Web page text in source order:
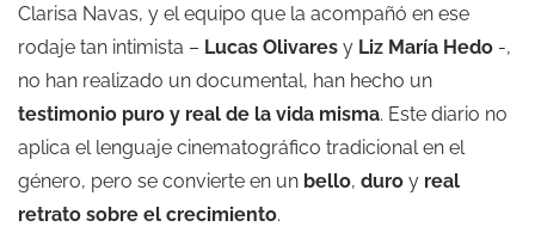
Clarisa Navas, y el equipo que la acompañó en ese
rodaje tan intimista – Lucas Olivares y Liz María Hedo -,
no han realizado un documental, han hecho un
testimonio puro y real de la vida misma. Este diario no
aplica el lenguaje cinematográfico tradicional en el
género, pero se convierte en un bello, duro y real
retrato sobre el crecimiento.